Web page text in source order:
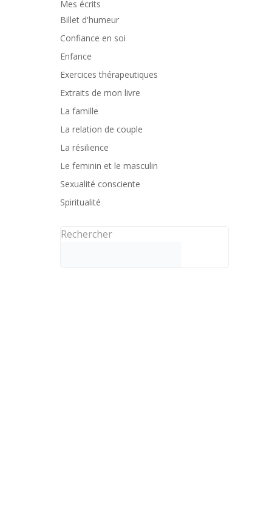
Mes écrits
Billet d'humeur
Confiance en soi
Enfance
Exercices thérapeutiques
Extraits de mon livre
La famille
La relation de couple
La résilience
Le feminin et le masculin
Sexualité consciente
Spiritualité
Rechercher